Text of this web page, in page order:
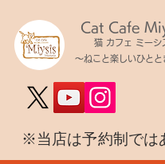
Cat Cafe
猫 カフェ ミーシ
～ねこと楽しいひとと
​※当店は予約制では